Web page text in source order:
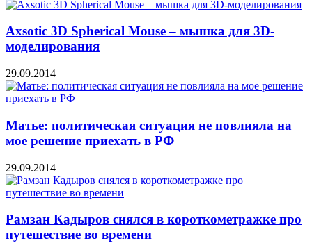
Axsotic 3D Spherical Mouse – мышка для 3D-
моделирования
29.09.2014
Матье: политическая ситуация не повлияла на
мое решение приехать в РФ
29.09.2014
Рамзан Кадыров снялся в короткометражке про
путешествие во времени